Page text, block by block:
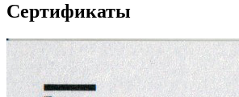
Сертификаты